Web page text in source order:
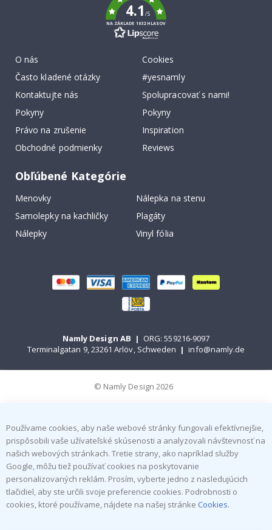
4.1/5
NA ZÁKLADE 1032 HLASOV
O nás
Často kladené otázky
Kontaktujte nás
Pokyny
Právo na zrušenie
Obchodné podmienky
Cookies
#yesnamly
Spolupracovať s nami!
Pokyny
Inspiration
Reviews
Obľúbené Kategórie
Menovky
Nálepka na stenu
Samolepky na kachličky
Plagáty
Nálepky
Vinyl fólia
Namly Design AB | ORG: 559216-9097
Terminalgatan 9, 23261 Arlöv, Schweden | info@namly.de
© Namly Design 2026
Používame cookies, aby naše webové stránky fungovali efektívnejšie,
prispôsobili vaše užívateľské skúsenosti a analyzovali návštevnosť na
našich webových stránkach. Tretie strany, ako napríklad služby
Google, môžu tiež používať cookies na poskytovanie
personalizovaných reklám. Prosím, vyberte jedno z nasledujúcich
tlačidiel, aby ste určili svoje preferencie cookies. Podrobnosti o
cookies, ktoré používame, nájdete na našej stránke Cookies.